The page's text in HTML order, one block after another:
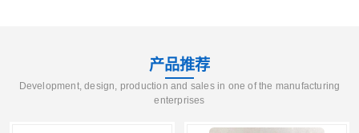
产品推荐
Development, design, production and sales in one of the manufacturing
enterprises